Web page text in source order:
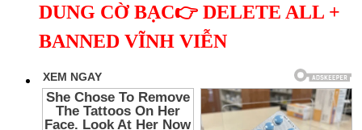
DUNG CỜ BẠC👉 DELETE ALL +
BANNED VĨNH VIỄN